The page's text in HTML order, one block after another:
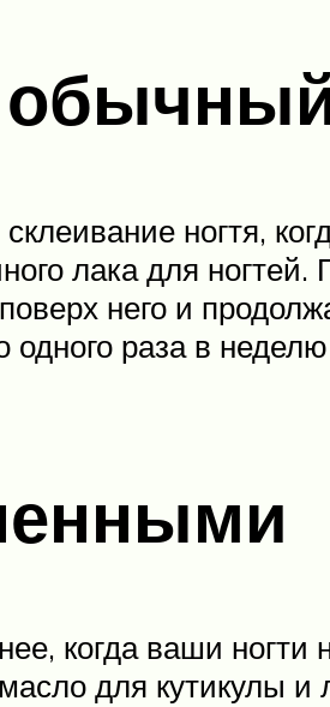
ногтя,
лака для
него и
раза в
когда ваши ногти
для кутикулы и